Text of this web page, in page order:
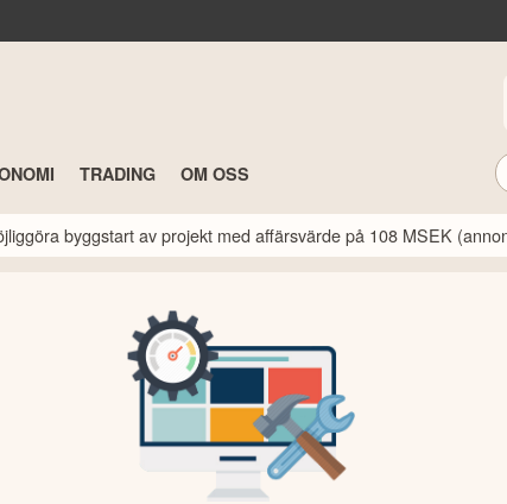
TRADING OM OSS
byggstart av projekt med affärsvärde på 108 MSEK